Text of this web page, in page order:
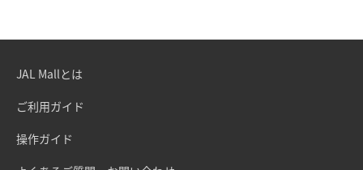
JAL Mallとは
ご利用ガイド
操作ガイド